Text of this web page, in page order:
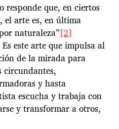
responde que, en ciertos
el arte es, en última
naturaleza”[2]
este arte que impulsa al
de la mirada para
circundantes,
y hasta
escucha y trabaja con
y transformar a otros,